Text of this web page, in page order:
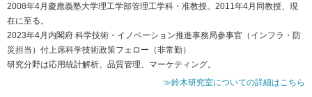
2008年4月慶應義塾大学理工学部管理工学科・准教授。2011年4月同教授、現
在に至る。
2023年4月内閣府 科学技術・イノベーション推進事務局参事官（インフラ・防
災担当）付上席科学技術政策フェロー（非常勤）
研究分野は応用統計解析、品質管理、マーケティング。
≫鈴木研究室についての詳細はこちら